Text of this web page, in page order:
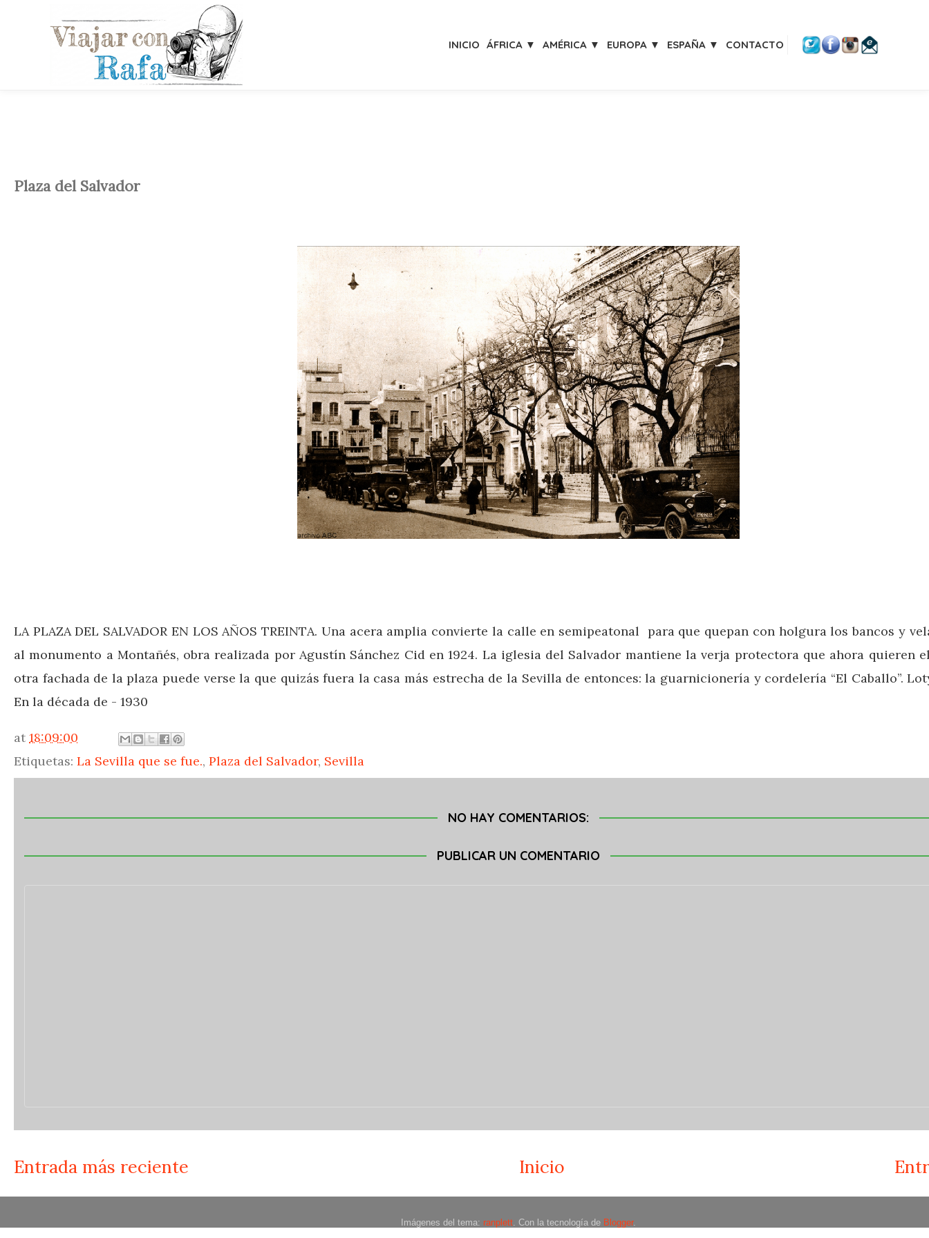
INICIO ÁFRICA ▼ AMÉRICA ▼ EUROPA ▼ ESPAÑA ▼ CONTACTO
Plaza del Salvador
LA PLAZA DEL SALVADOR EN LOS AÑOS TREINTA. Una acera amplia convierte la calle en semipeatonal para que quepan con holgura los bancos y
al monumento a Montañés, obra realizada por Agustín Sánchez Cid en 1924. La iglesia del Salvador mantiene la verja protectora que ahora quieren
otra fachada de la plaza puede verse la que quizás fuera la casa más estrecha de la Sevilla de entonces: la guarnicionería y cordelería “El Caballo”.
En la década de - 1930
at 18:09:00
Etiquetas: La Sevilla que se fue., Plaza del Salvador, Sevilla
NO HAY COMENTARIOS:
PUBLICAR UN COMENTARIO
Entrada más reciente Inicio
Imágenes del tema: ranplett. Con la tecnología de Blogger.